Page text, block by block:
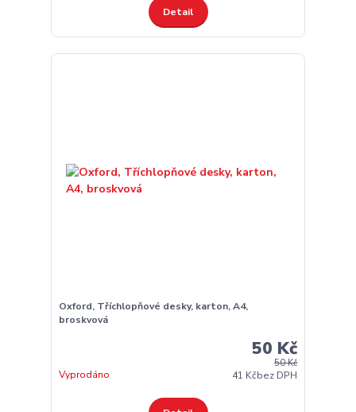
Detail
Oxford, Tříchlopňové desky, karton, A4,
broskvová
50 Kč
50 Kč
41 Kčbez DPH
Vyprodáno